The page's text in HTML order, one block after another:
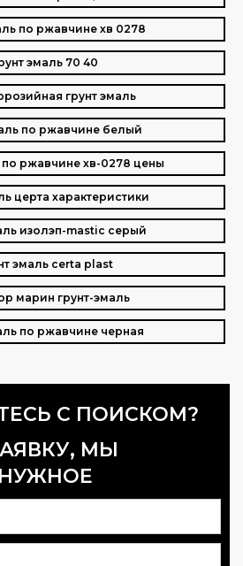
по ржавчине хв 0278
эмаль 70 40
грунт эмаль
по ржавчине белый
по ржавчине хв-0278 цены
церта характеристики
изолэп-mastic серый
эмаль certa plast
марин грунт-эмаль
по ржавчине черная
С ПОИСКОМ?
МЫ